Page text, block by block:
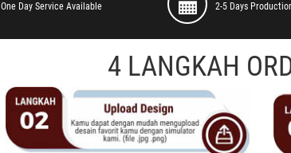
One Day Service Available 2-5 Days
4 LANGKAH